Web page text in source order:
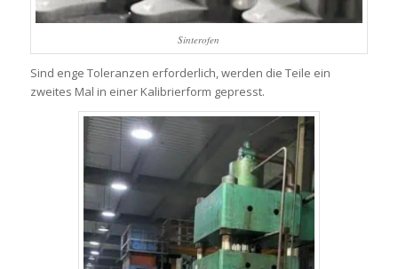
Sinterofen
Sind enge Toleranzen erforderlich, werden die Teile ein
zweites Mal in einer Kalibrierform gepresst.